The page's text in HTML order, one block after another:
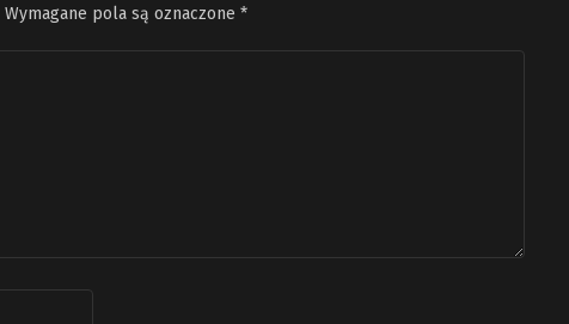
Wymagane pola są oznaczone *